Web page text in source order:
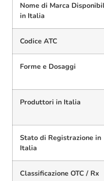
Nome di Marca
in Italia
Codice ATC
Forme e Dosaggi
Produttori in Italia
Stato di Registrazione in
Italia
Classificazione OTC / Rx